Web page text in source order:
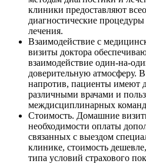
клиники предоставляют
диагностические
лечения.
Взаимодействие с
визиты доктора
взаимодействие один-на-
доверительную атмосферу.
напротив, пациенты имеют
различными врачами и
междисциплинарных
Стоимость. Домашние
необходимости оплаты
связанных с выездом
клинике, стоимость
типа условий страхового